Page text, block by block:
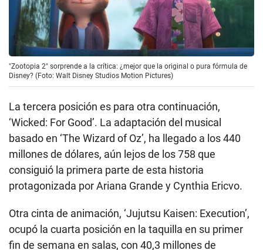
"Zootopia 2" sorprende a la crítica: ¿mejor que la original o pura fórmula de
Disney? (Foto: Walt Disney Studios Motion Pictures)
La tercera posición es para otra continuación,
‘Wicked: For Good’. La adaptación del musical
basado en ‘The Wizard of Oz’, ha llegado a los 440
millones de dólares, aún lejos de los 758 que
consiguió la primera parte de esta historia
protagonizada por Ariana Grande y Cynthia Ericvo.
Otra cinta de animación, ‘Jujutsu Kaisen: Execution’,
ocupó la cuarta posición en la taquilla en su primer
fin de semana en salas, con 40,3 millones de